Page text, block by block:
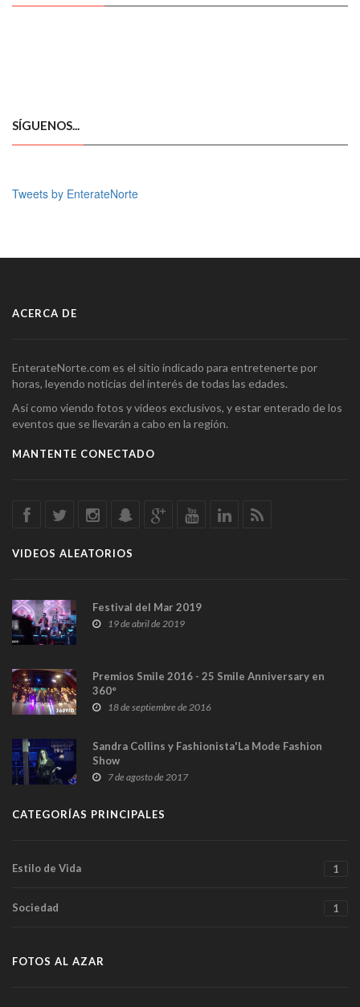
SÍGUENOS...
Tweets by EnterateNorte
ACERCA DE
EnterateNorte.com es el sitio indicado para entretenerte por
horas, leyendo noticias del interés de todas las edades.
Así como viendo fotos y videos exclusivos, y estar enterado de los
eventos que se llevarán a cabo en la región.
MANTENTE CONECTADO
VIDEOS ALEATORIOS
Festival del Mar 2019
19 de abril de 2019
Premios Smile 2016 - 25 Smile Anniversary en
360°
18 de septiembre de 2016
Sandra Collins y Fashionista'La Mode Fashion
Show
7 de agosto de 2017
CATEGORÍAS PRINCIPALES
Estilo de Vida 1
Sociedad 1
FOTOS AL AZAR